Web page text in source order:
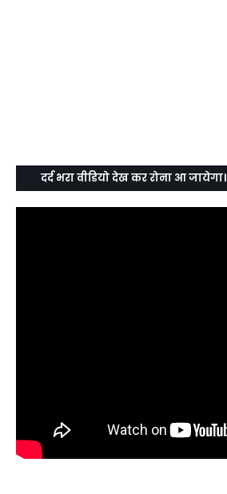
दर्द भरा वीडियो देख कर रोना आ जायेगा।